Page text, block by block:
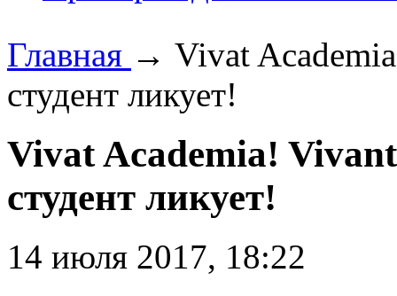
Главная → Vivat
студент ликует!
Vivat Academia!
студент ликует!
14 июля 2017, 18:22